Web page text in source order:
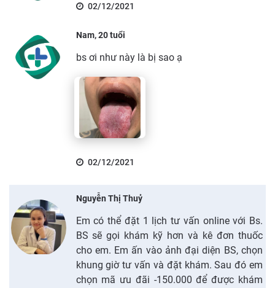
02/12/2021
Nam, 20 tuổi
bs ơi như này là bị sao ạ
02/12/2021
Nguyễn Thị Thuỷ
Em có thể đặt 1 lịch tư vấn online với Bs.
BS sẽ gọi khám kỹ hơn và kê đơn thuốc
cho em. Em ấn vào ảnh đại diện BS, chọn
khung giờ tư vấn và đặt khám. Sau đó em
chọn mã ưu đãi -150.000 để được khám